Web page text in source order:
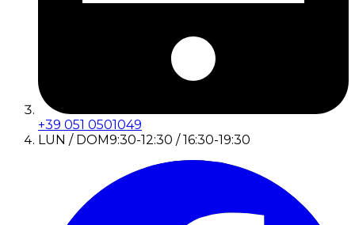
+39 051 0501049
LUN / DOM9:30-12:30 / 16:30-19:30